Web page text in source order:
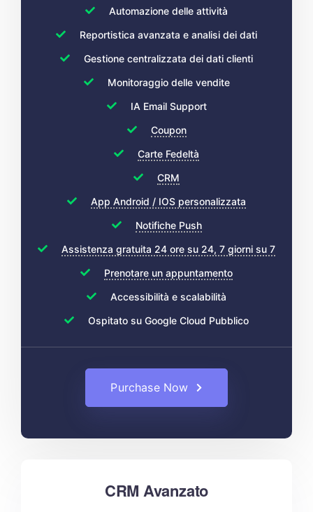
Automazione delle attività
Reportistica avanzata e analisi dei dati
Gestione centralizzata dei dati clienti
Monitoraggio delle vendite
IA Email Support
Coupon
Carte Fedeltà
CRM
App Android / IOS personalizzata
Notifiche Push
Assistenza gratuita 24 ore su 24, 7 giorni su 7
Prenotare un appuntamento
Accessibilità e scalabilità
Ospitato su Google Cloud Pubblico
Purchase Now
CRM Avanzato